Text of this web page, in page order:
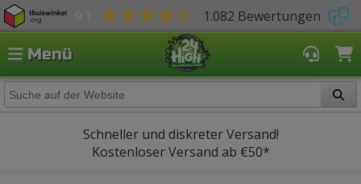
1.082 Bewertungen
Menü
Schneller und diskreter Versand!
Kostenloser Versand ab €50*